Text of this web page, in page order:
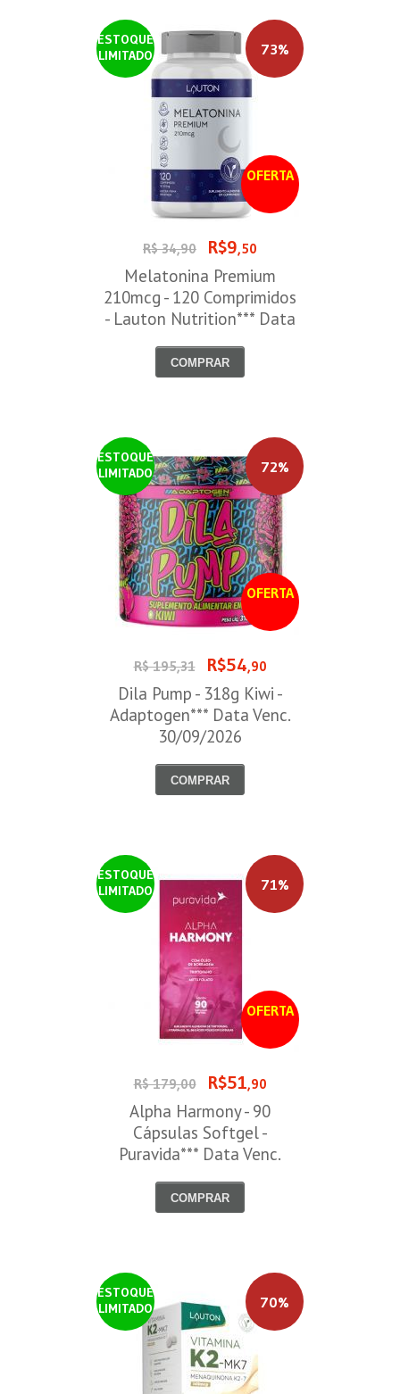
ESTOQUE
LIMITADO
OFERTA
73%
R$ 34,90 R$9,50
Melatonina Premium
210mcg - 120 Comprimidos
- Lauton Nutrition*** Data
COMPRAR
ESTOQUE
LIMITADO
OFERTA
72%
R$ 195,31 R$54,90
Dila Pump - 318g Kiwi -
Adaptogen*** Data Venc.
30/09/2026
COMPRAR
ESTOQUE
LIMITADO
OFERTA
71%
R$ 179,00 R$51,90
Alpha Harmony - 90
Cápsulas Softgel -
Puravida*** Data Venc.
COMPRAR
ESTOQUE
LIMITADO
70%